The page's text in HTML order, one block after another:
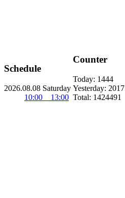
Schedule
2026.08.08 Saturday
10:00 13:00
Counter
Today: 1444
Yesterday: 2017
Total: 1424491